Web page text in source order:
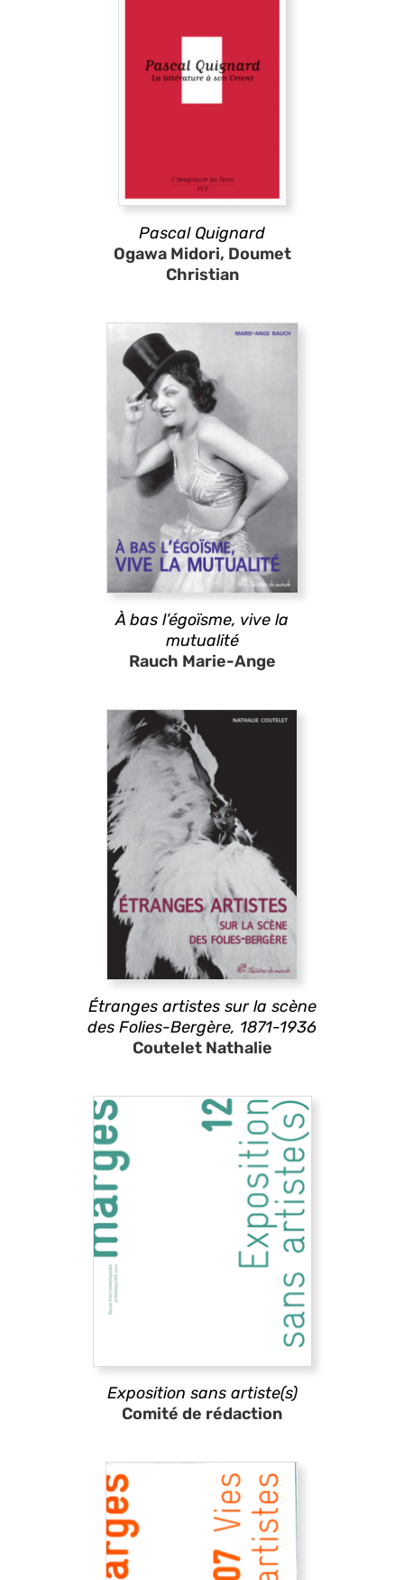
Pascal Quignard
Ogawa Midori, Doumet
Christian
À bas l’égoïsme, vive la
mutualité
Rauch Marie-Ange
Étranges artistes sur la scène
des Folies-Bergère, 1871-1936
Coutelet Nathalie
Exposition sans artiste(s)
Comité de rédaction